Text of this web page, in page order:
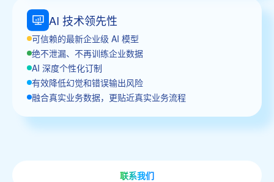
AI 技术领先性
可信赖的最新企业级 AI 模型
绝不泄漏、不再训练企业数据
AI 深度个性化订制
有效降低幻觉和错误输出风险
融合真实业务数据，更贴近真实业务流程
联系我们